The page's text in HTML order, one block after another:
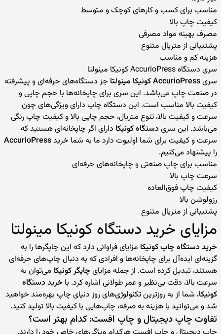
مناسب برای کسب و کارهای کوچک و متوسط
کیفیت چاپ بالا
مصرف بهینه مواد مصرفی
پشتیبانی از متریال متنوع
هزینه کم و مناسب
سری دستگاه AccurioPress
کونیکا مینولتا
سریAccurioPress کونیکا مینولتا
جز دستگاه‌های حرفه‌ای و پیشرفته
در صنعت چاپ می‌باشد. این سری برای چاپخانه‌ها با حجم چاپی و
کیفیت بالا مناسب است. این دستگاه چاپ دارای ویژگی‌های چون
سرعت و کیفیت بالا، تنوع متریال، حجم چاپی بالا و کیفیت چاپ رنگی
می‌باشد. این سری دستگاه کونیکا دارای اگر چاپخانه‌ای هستید که
سرعت و کیفیت برای شما اولیوت دارد ما به شما خریدAccurioPress
را پیشنهاد می‌کنیم.
مناسب برای چاپ صنعتی و چاپخانه‌های حرفه‌ای
سرعت چاپ بالا
کیفیت چاپ فوق‌العاده
رزولوشن بالا
پشتیبانی از متریال متنوع
مزایای خرید دستگاه کونیکا مینولتا
خرید دستگاه‌ چاپ کونیکا مزایای فراوانی دارد که این چاپگرها را به
گزینه‌ای ایده‌آل برای چاپخانه‌ها و افرادی که به دنبال چاپ‌های حرفه‌ای
هستند، تبدیل کرده است. از جمله مزایایچاپگر کونیکا می‌توان به
سرعت بالا، دقت بی‌نظیر و عمر طولانی اشاره کرد. با خرید دستگاه
کونیکا، شما از به روز‌ترین تکنولوژی‌های روز دنیای چاپ بهره‌مند خواهید
شد و می‌توانید با هزینه‌ به صرفه، چاپ‌هایی با کیفیت بالا تولید کنید.
تفاوت چاپ دیجیتال و چاپ افست: کدام بهتر است؟